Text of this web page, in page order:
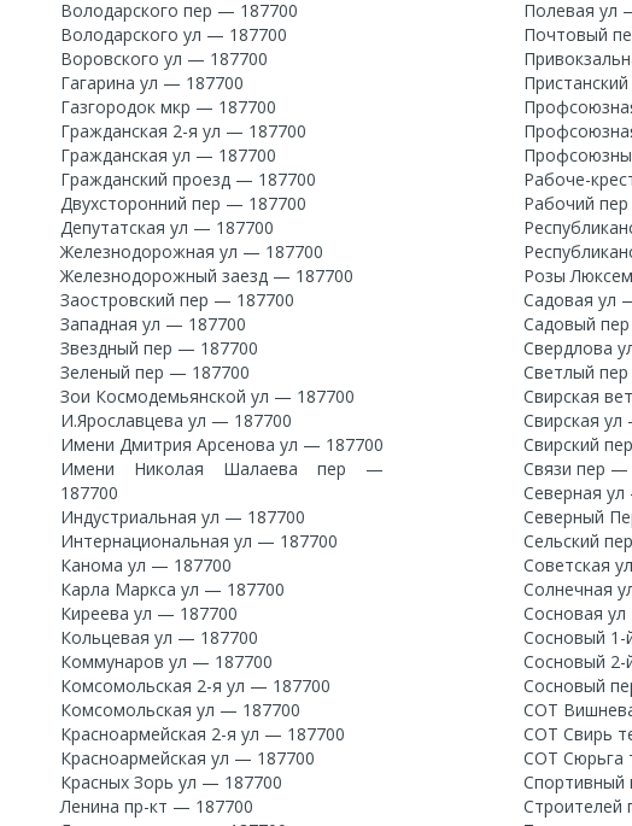
Володарского пер — 187700
Володарского ул — 187700
Воровского ул — 187700
Гагарина ул — 187700
Газгородок мкр — 187700
Гражданская 2-я ул — 187700
Гражданская ул — 187700
Гражданский проезд — 187700
Двухсторонний пер — 187700
Депутатская ул — 187700
Железнодорожная ул — 187700
Железнодорожный заезд — 187700
Заостровский пер — 187700
Западная ул — 187700
Звездный пер — 187700
Зеленый пер — 187700
Зои Космодемьянской ул — 187700
И.Ярославцева ул — 187700
Имени Дмитрия Арсенова ул — 187700
Имени Николая Шалаева пер —
187700
Индустриальная ул — 187700
Интернациональная ул — 187700
Канома ул — 187700
Карла Маркса ул — 187700
Киреева ул — 187700
Кольцевая ул — 187700
Коммунаров ул — 187700
Комсомольская 2-я ул — 187700
Комсомольская ул — 187700
Красноармейская 2-я ул — 187700
Красноармейская ул — 187700
Красных Зорь ул — 187700
Ленина пр-кт — 187700
Полевая ул
Почтовый
Рабоче-
Рабочий
Розы
Садовая ул
Садовый
Свердлова
Светлый
Свирская
Свирская
Свирский
Связи пер —
Северная
Северный
Сельский
Советская
Солнечная
Сосновая
Сосновый
Сосновый
Сосновый
СОТ
СОТ Свирь
СОТ Сюрьга
Спортивный
Строителей